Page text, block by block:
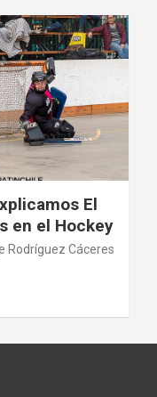
El
en el Hockey
Rodríguez Cáceres